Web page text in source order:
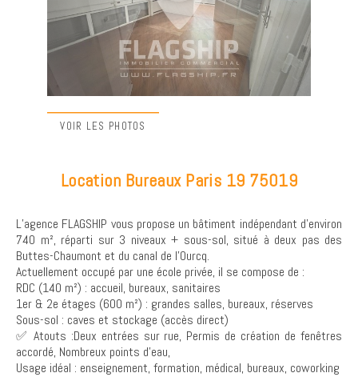
VOIR LES PHOTOS
Location Bureaux Paris 19 75019
L’agence FLAGSHIP vous propose un bâtiment indépendant d’environ
740 m², réparti sur 3 niveaux + sous-sol, situé à deux pas des
Buttes-Chaumont et du canal de l’Ourcq.
Actuellement occupé par une école privée, il se compose de :
RDC (140 m²) : accueil, bureaux, sanitaires
1er & 2e étages (600 m²) : grandes salles, bureaux, réserves
Sous-sol : caves et stockage (accès direct)
✅ Atouts :Deux entrées sur rue, Permis de création de fenêtres
accordé, Nombreux points d’eau,
Usage idéal : enseignement, formation, médical, bureaux, coworking